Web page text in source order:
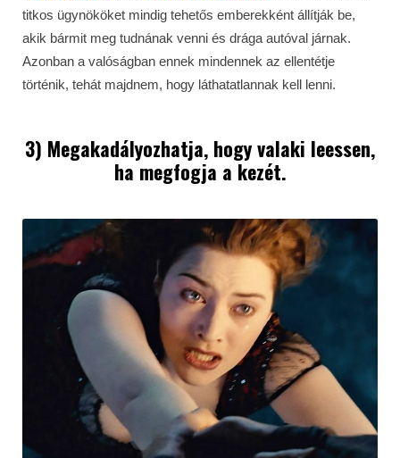
titkos ügynököket mindig tehetős emberekként állítják be,
akik bármit meg tudnának venni és drága autóval járnak.
Azonban a valóságban ennek mindennek az ellentétje
történik, tehát majdnem, hogy láthatatlannak kell lenni.
3) Megakadályozhatja, hogy valaki leessen,
ha megfogja a kezét.